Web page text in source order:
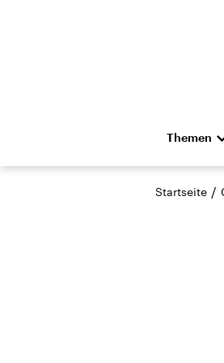
Themen
Die
Hörspiel
Startseite /